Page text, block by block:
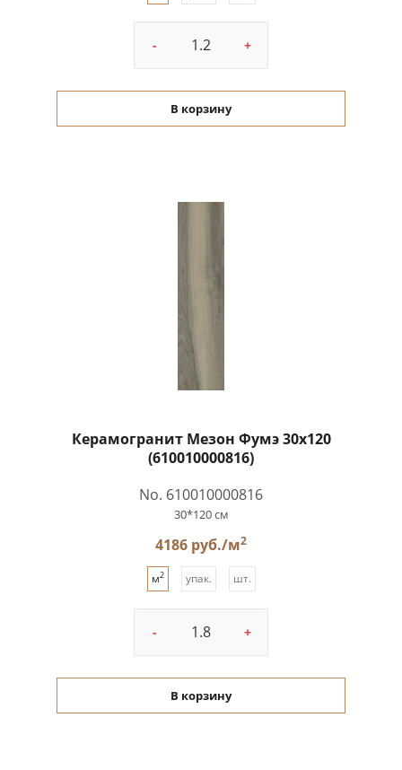
- +
В корзину
Керамогранит Мезон Фумэ 30x120
(610010000816)
No. 610010000816
30*120 см
4186 руб./м2
м2 упак. шт.
- +
В корзину